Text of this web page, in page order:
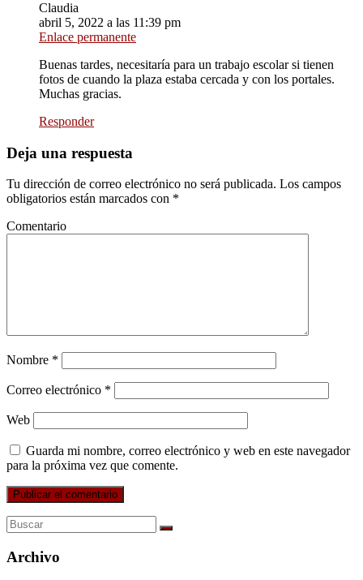
Claudia
abril 5, 2022 a las 11:39 pm
Enlace permanente
Buenas tardes, necesitaría para un trabajo escolar si tienen
fotos de cuando la plaza estaba cercada y con los portales.
Muchas gracias.
Responder
Deja una respuesta
Tu dirección de correo electrónico no será publicada. Los campos
obligatorios están marcados con *
Comentario
Nombre *
Correo electrónico *
Web
Guarda mi nombre, correo electrónico y web en este navegador
para la próxima vez que comente.
Archivo